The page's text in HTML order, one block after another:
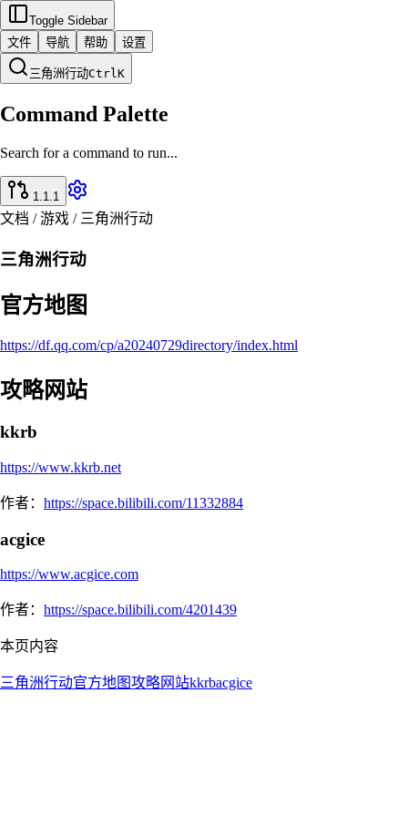
Toggle Sidebar
文件
导航 帮助 设置
三角洲行动CtrlK
Command Palette
Search for a command to run...
1.1.1
文档 / 游戏 / 三角洲行动
三角洲行动
官方地图
https://df.qq.com/cp/a20240729directory/index.html
攻略网站
kkrb
https://www.kkrb.net
作者： https://space.bilibili.com/11332884
acgice
https://www.acgice.com
作者： https://space.bilibili.com/4201439
本页内容
三角洲行动官方地图攻略网站kkrbacgice